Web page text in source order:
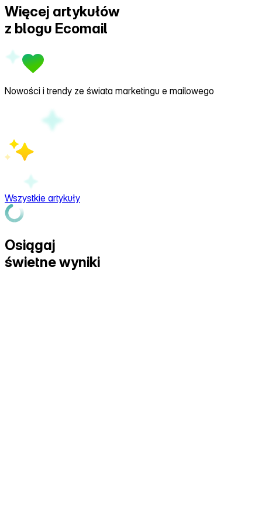
Więcej artykułów
z blogu Ecomail
Nowości i trendy ze świata marketingu e mailowego
Wszystkie artykuły
Osiągaj
świetne wyniki